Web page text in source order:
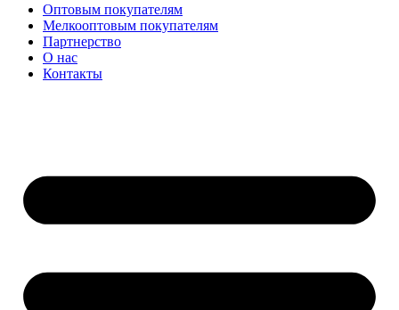
Оптовым покупателям
Мелкооптовым покупателям
Партнерство
О нас
Контакты